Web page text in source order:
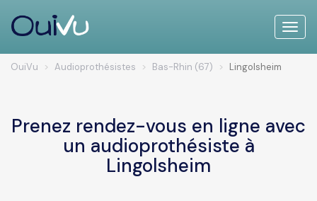
Toggle
OuiVu Audioprothésistes Bas-Rhin (67) Lingolsheim
Prenez rendez-vous en ligne avec
un audioprothésiste à
Lingolsheim